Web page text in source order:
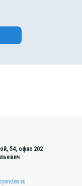
54, офис 202